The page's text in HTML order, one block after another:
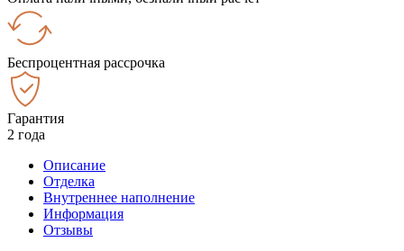
Беспроцентная рассрочка
Гарантия
2 года
Описание
Отделка
Внутреннее наполнение
Информация
Отзывы